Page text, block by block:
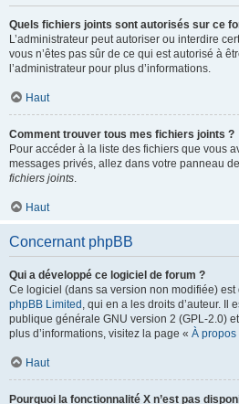
Quels fichiers joints sont autorisés sur ce
L’administrateur peut autoriser ou interdire
vous n’êtes pas sûr de ce qui est autorisé à
l’administrateur pour plus d’informations.
Haut
Comment trouver tous mes fichiers joints ?
Pour accéder à la liste des fichiers que vous
messages privés, allez dans votre panneau
fichiers joints.
Haut
Concernant phpBB
Qui a développé ce logiciel de forum ?
Ce logiciel (dans sa version non modifiée)
phpBB Limited , qui en a les droits d’auteur. Il
publique générale GNU version 2 (GPL-2.0)
plus d’informations, visitez la page « À propos
Haut
Pourquoi la fonctionnalité X n’est pas